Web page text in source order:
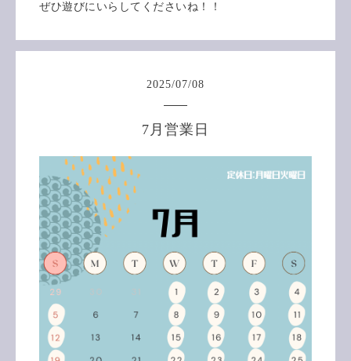
ぜひ遊びにいらしてくださいね！！
2025/07/08
7月営業日